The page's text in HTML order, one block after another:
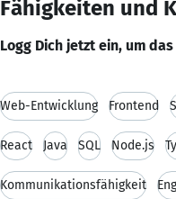
Fähigkeiten und
Logg Dich jetzt ein, um
Web-Entwicklung Frontend
React Java SQL Node.js
Kommunikationsfähigkeit